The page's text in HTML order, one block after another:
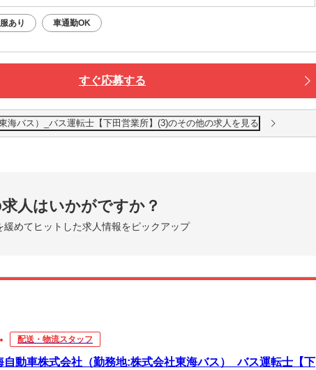
あり 車通勤OK
すぐ応募する
海バス）_バス運転士【下田営業所】(3)のその他の求人を見る
人はいかがですか？
緩めてヒットした求人情報をピックアップ
配送・物流スタッフ
自動車株式会社（勤務地:株式会社東海バス）_バス運転士【下